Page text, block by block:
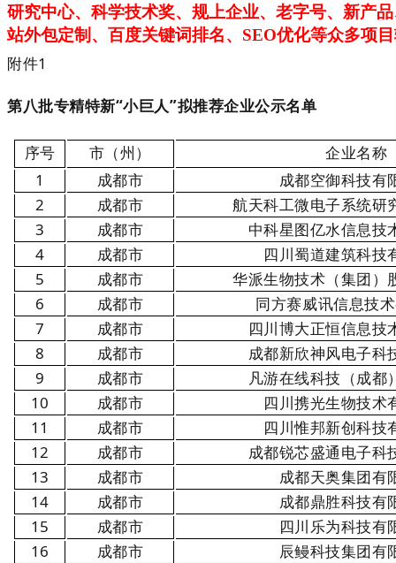
研究中心、科学技术奖、规上企业、老字号、新产
站外包定制、百度关键词排名、SEO优化等众多项
附件1
第八批专精特新“小巨人”拟推荐企业公示名单
序号 市（州） 企业名称
1 成都市 成都空御科技有
2 成都市 航天科工微电子系统研
3 成都市 中科星图亿水信息技
4 成都市 四川蜀道建筑科技
5 成都市 华派生物技术（集团）
6 成都市 同方赛威讯信息技
7 成都市 四川博大正恒信息技
8 成都市 成都新欣神风电子科
9 成都市 凡游在线科技（成都
10 成都市 四川携光生物技术
11 成都市 四川惟邦新创科技
12 成都市 成都锐芯盛通电子科
13 成都市 成都天奥集团有
14 成都市 成都鼎胜科技有
15 成都市 四川乐为科技有
16 成都市 辰鳗科技集团有